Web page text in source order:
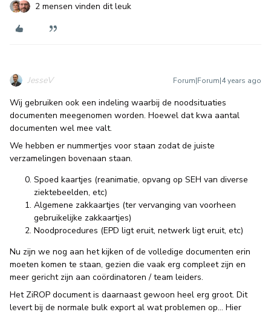
2 mensen vinden dit leuk
JesseV Forum|Forum|4 years ago
Wij gebruiken ook een indeling waarbij de noodsituaties
documenten meegenomen worden. Hoewel dat kwa aantal
documenten wel mee valt.
We hebben er nummertjes voor staan zodat de juiste
verzamelingen bovenaan staan.
Spoed kaartjes (reanimatie, opvang op SEH van diverse
ziektebeelden, etc)
Algemene zakkaartjes (ter vervanging van voorheen
gebruikelijke zakkaartjes)
Noodprocedures (EPD ligt eruit, netwerk ligt eruit, etc)
Nu zijn we nog aan het kijken of de volledige documenten erin
moeten komen te staan, gezien die vaak erg compleet zijn en
meer gericht zijn aan coördinatoren / team leiders.
Het ZiROP document is daarnaast gewoon heel erg groot. Dit
levert bij de normale bulk export al wat problemen op… Hier